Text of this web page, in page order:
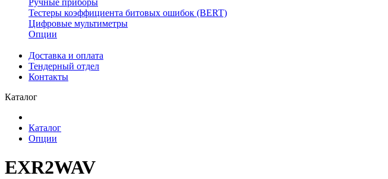
Ручные приборы
Тестеры коэффициента битовых ошибок (BERT)
Цифровые мультиметры
Опции
Доставка и оплата
Тендерный отдел
Контакты
Каталог
Каталог
Опции
EXR2WAV